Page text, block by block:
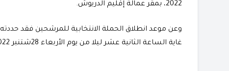
2022، بمقر عمالة إقليم الدريوش.
غاية الساعة الثانية عشر ليلا من يوم الأربعاء 28شتنبر 2022.